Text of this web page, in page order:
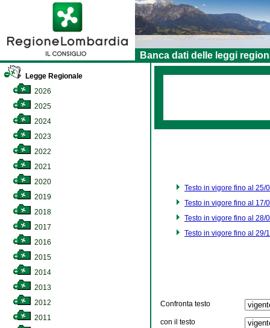
Banca dati delle leggi
Legge Regionale
2026
2025
2024
2023
2022
2021
2020
2019
2018
2017
2016
2015
2014
2013
2012
2011
Testo in vigore fino al 25/
Testo in vigore fino al 17/
Testo in vigore fino al 28/
Testo in vigore fino al 29/
Confronta testo
con il testo